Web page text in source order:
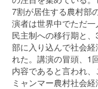
7割が居住する農村部
演者は世界中でただ
民主制への移行期と
部に入り込んで社会
れた。講演の冒頭、1
内容であると言われ
ミャンマー農村社会